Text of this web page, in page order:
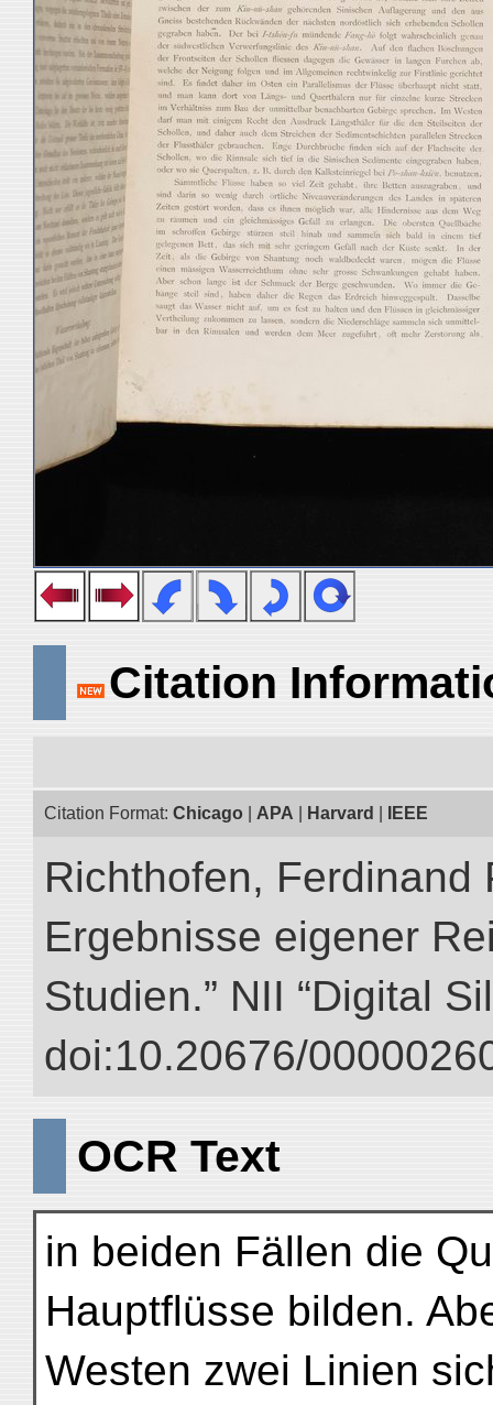
Citation
Citation Format: Chicago APA Harvard IEEE
Richthofen, Ferdinand
Ergebnisse eigener
Studien.” NII “Digital
doi:10.20676/
OCR Text
in beiden Fällen die
Hauptflüsse bilden.
Westen zwei Linien